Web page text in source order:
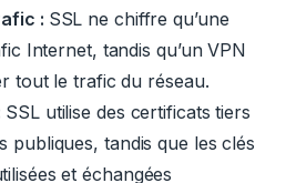
: SSL ne chiffre qu’une
Internet, tandis qu’un VPN
tout le trafic du réseau.
SSL utilise des certificats tiers
publiques, tandis que les clés
et échangées